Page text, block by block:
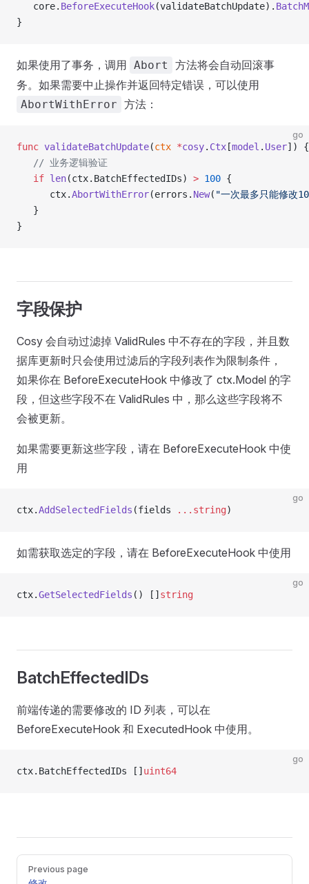
   core.
BeforeExecuteHook(validateBatchUpdate).
}
如果使用了事务，调用 Abort
方法将会自动回滚事
务。如果需要中止操作并返回特定错误，可以使用
AbortWithError 方法：
go
func validateBatchUpdate(ctx *cosy. Ctx [model . User]) {
   // 业务逻辑验证
   if
len(ctx.BatchEffectedIDs) > 100 {
      ctx.
AbortWithError(errors. New( "一次最多只能修改
   }
}
字段保护
Cosy 会自动过滤掉 ValidRules 中不存在的字段，并且数
据库更新时只会使用过滤后的字段列表作为限制条件，
如果你在 BeforeExecuteHook 中修改了 ctx.Model 的字
段，但这些字段不在 ValidRules 中，那么这些字段将不
会被更新。
如果需要更新这些字段，请在 BeforeExecuteHook 中使
用
go
ctx.AddSelectedFields (fields ... string)
如需获取选定的字段，请在 BeforeExecuteHook 中使用
go
ctx.GetSelectedFields () [] string
BatchEffectedIDs
前端传递的需要修改的 ID 列表，可以在
BeforeExecuteHook 和 ExecutedHook 中使用。
go
ctx.BatchEffectedIDs [] uint64
Pager
Previous page